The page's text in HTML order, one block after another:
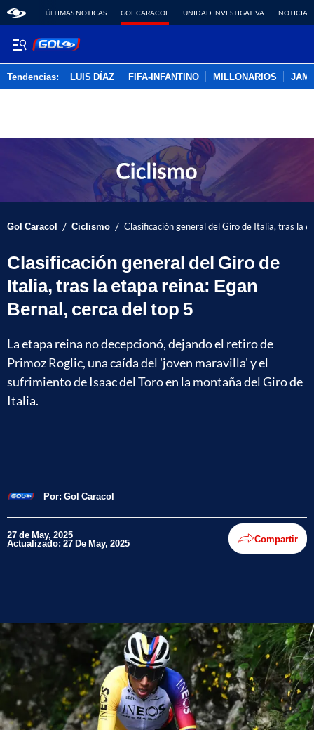
ÚLTIMAS NOTICAS GOL CARACOL UNIDAD INVESTIGATIVA NOTICIAS
Tendencias: LUIS DÍAZ FIFA-INFANTINO MILLONARIOS
Gol Caracol / Ciclismo / Clasificación general del Giro de Italia, tras la
Clasificación general del Giro de
Italia, tras la etapa reina: Egan
Bernal, cerca del top 5
La etapa reina no decepcionó, dejando el retiro de
Primoz Roglic, una caída del 'joven maravilla' y el
sufrimiento de Isaac del Toro en la montaña del Giro de
Italia.
Por: Gol Caracol
27 de May, 2025
Actualizado: 27 De May, 2025 Compartir